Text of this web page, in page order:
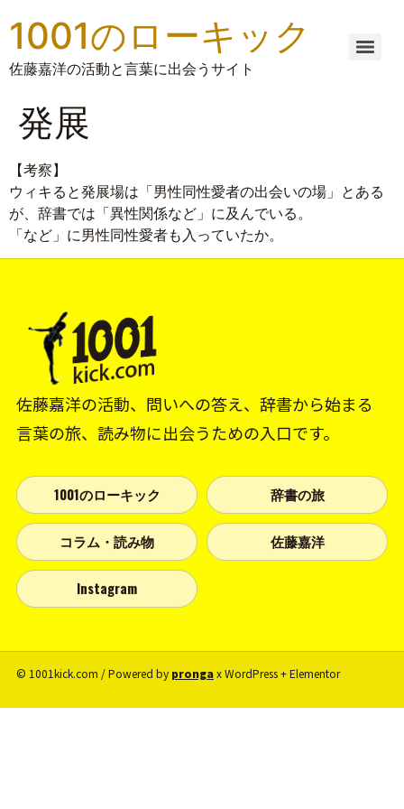
1001のローキック
佐藤嘉洋の活動と言葉に出会うサイト
発展
【考察】
ウィキると発展場は「男性同性愛者の出会いの場」とある
が、辞書では「異性関係など」に及んでいる。
「など」に男性同性愛者も入っていたか。
佐藤嘉洋の活動、問いへの答え、辞書から始まる
言葉の旅、読み物に出会うための入口です。
1001のローキック 辞書の旅
コラム・読み物 佐藤嘉洋
Instagram
© 1001kick.com / Powered by prongax WordPress + Elementor